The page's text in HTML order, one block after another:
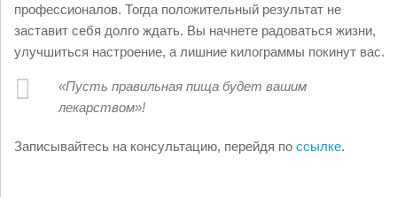
профессионалов. Тогда положительный результат не
заставит себя долго ждать. Вы начнете радоваться жизни,
улучшиться настроение, а лишние килограммы покинут вас.
«Пусть правильная пища будет вашим
лекарством»!
Записывайтесь на консультацию, перейдя по ссылке.